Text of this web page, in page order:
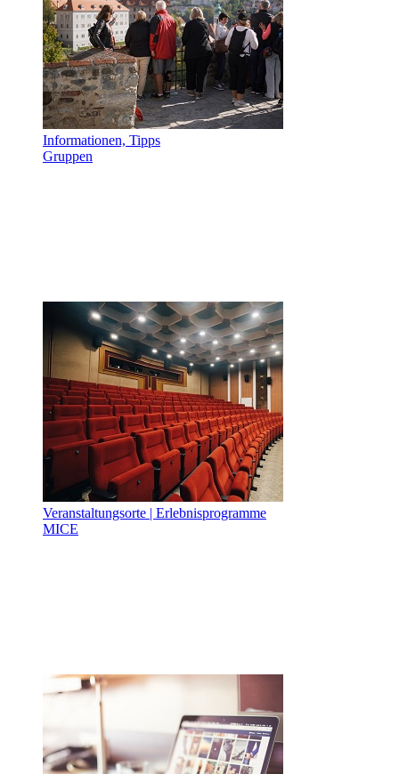
Informationen, Tipps
Gruppen
Veranstaltungsorte | Erlebnisprogramme
MICE